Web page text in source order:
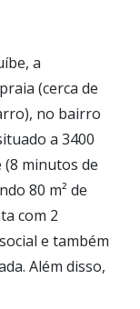
a
(cerca de
no bairro
a 3400
(8 minutos de
80 m² de
com 2
e também
Além disso,